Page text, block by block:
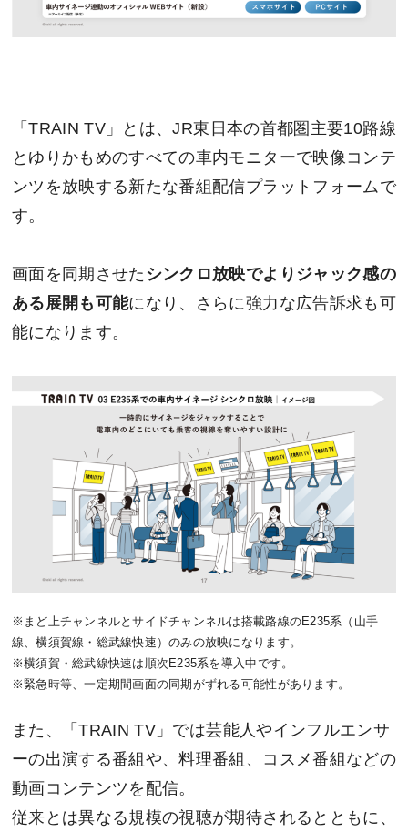
「TRAIN TV」とは、JR東日本の首都圏主要10路線
とゆりかもめのすべての車内モニターで映像コンテ
ンツを放映する新たな番組配信プラットフォームで
す。
画面を同期させた シンクロ放映でよりジャック感の
ある展開も可能になり、さらに強力な広告訴求も可
能になります。
※まど上チャンネルとサイドチャンネルは搭載路線のE235系（山手
線、横須賀線・総武線快速）のみの放映になります。
※横須賀・総武線快速は順次E235系を導入中です。
※緊急時等、一定期間画面の同期がずれる可能性があります。
また、「TRAIN TV」では芸能人やインフルエンサ
ーの出演する番組や、料理番組、コスメ番組などの
動画コンテンツを配信。
従来とは異なる規模の視聴が期待されるとともに、